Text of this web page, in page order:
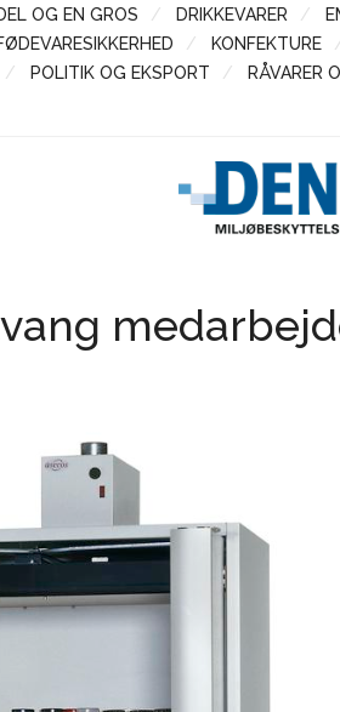
OG EN GROS DRIKKEVARER
KONFEKTURE
POLITIK OG EKSPORT RÅVARER